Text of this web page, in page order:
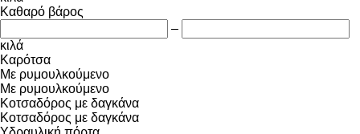
Καθαρό βάρος
–
κιλά
Καρότσα
Με ρυμουλκούμενο
Με ρυμουλκούμενο
Κοτσαδόρος με δαγκάνα
Κοτσαδόρος με δαγκάνα